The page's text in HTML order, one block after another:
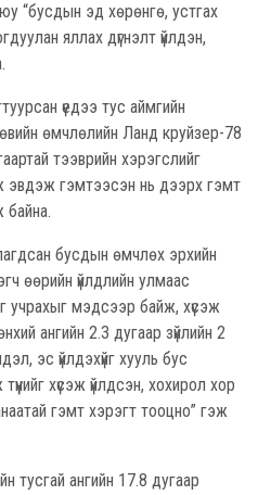
“бусдын эд хөрөнгө, устгах
яллах дүгнэлт үйлдэн,
үедээ тус аймгийн
өмчлөлийн Ланд круйзер-78
тээврийн хэрэгслийг
эвдэж гэмтээсэн нь дээрх гэмт
байна.
бусдын өмчлөх эрхийн
өөрийн үйлдлийн улмаас
учрахыг мэдсээр байж, хүсэж
ангийн 2.3 дугаар зүйлийн 2
эс үйлдэхүйг хууль бус
хүсэж үйлдсэн, хохирол хор
гэмт хэрэгт тооцно” гэж
тусгай ангийн 17.8 дугаар